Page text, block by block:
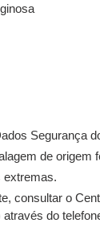
Segurança
de origem
extremas.
consultar o
do